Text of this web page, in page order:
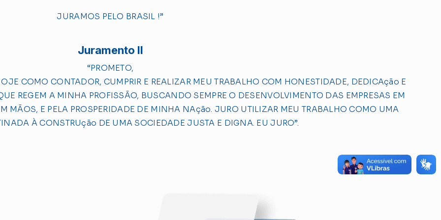
JURAMOS PELO BRASIL !”
Juramento II
“PROMETO,
COMO CONTADOR, CUMPRIR E REALIZAR MEU TRABALHO COM HONESTIDADE, DEDICAção E
REGEM A MINHA PROFISSÃO, BUSCANDO SEMPRE O DESENVOLVIMENTO DAS EMPRESAS EM
MÃOS, E PELA PROSPERIDADE DE MINHA NAção. JURO UTILIZAR MEU TRABALHO COMO UMA
À CONSTRUção DE UMA SOCIEDADE JUSTA E DIGNA. EU JURO”.